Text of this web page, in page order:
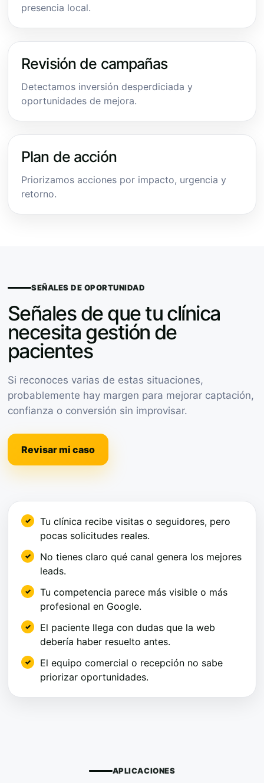
presencia local.
Revisión de campañas
Detectamos inversión desperdiciada y
oportunidades de mejora.
Plan de acción
Priorizamos acciones por impacto, urgencia y
retorno.
SEÑALES DE OPORTUNIDAD
Señales de que tu clínica
necesita gestión de
pacientes
Si reconoces varias de estas situaciones,
probablemente hay margen para mejorar captación,
confianza o conversión sin improvisar.
Revisar mi caso
Tu clínica recibe visitas o seguidores, pero
pocas solicitudes reales.
No tienes claro qué canal genera los mejores
leads.
Tu competencia parece más visible o más
profesional en Google.
El paciente llega con dudas que la web
debería haber resuelto antes.
El equipo comercial o recepción no sabe
priorizar oportunidades.
APLICACIONES